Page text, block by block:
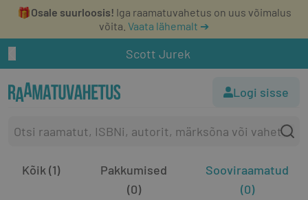
🎁Osale suurloosis! Iga raamatuvahetus on uus võimalus
võita. Vaata lähemalt ➔
Scott Jurek
Logi sisse
Kõik (1)
Pakkumised
(0)
Sooviraamatud
(0)